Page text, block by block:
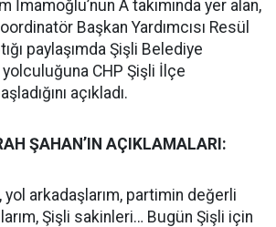
İmamoğlu’nun A takımında yer alan,
Başkan Yardımcısı Resül
paylaşımda Şişli Belediye
yolculuğuna CHP Şişli İlçe
açıkladı.
ŞAHAN’IN AÇIKLAMALARI:
yol arkadaşlarım, partimin değerli
Şişli sakinleri… Bugün Şişli için